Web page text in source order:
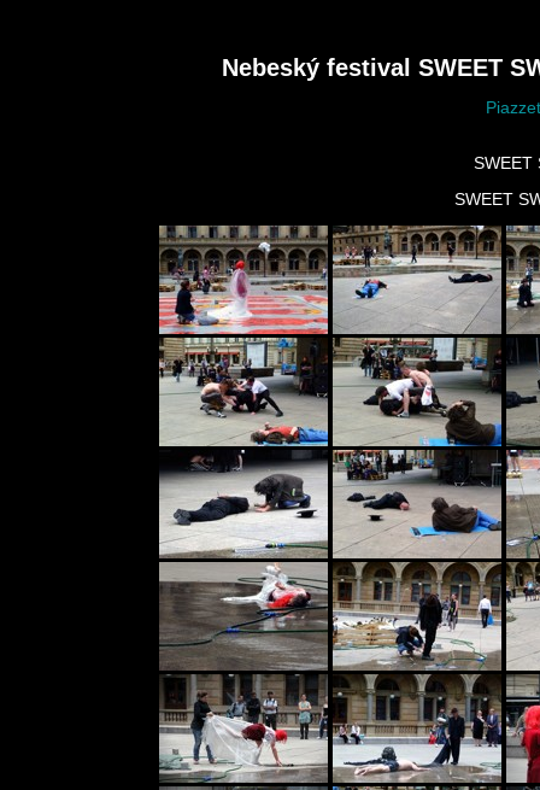
Nebeský festival SWEET
SWEET
SWEET